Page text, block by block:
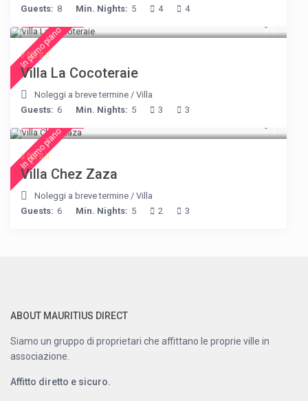
Guests: 8 Min. Nights: 5 4 4
In primo piano
Villa La Cocoteraie
Noleggi a breve termine /Villa
Guests: 6 Min. Nights: 5 3 3
In primo piano
Villa Chez Zaza
Noleggi a breve termine /Villa
Guests: 6 Min. Nights: 5 2 3
ABOUT MAURITIUS DIRECT
Siamo un gruppo di proprietari che affittano le proprie ville in
associazione.
Affitto diretto e sicuro.